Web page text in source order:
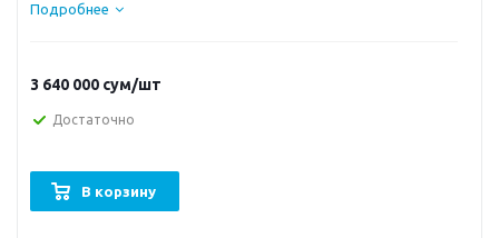
Подробнее
3 640 000 сум/шт
Достаточно
В корзину